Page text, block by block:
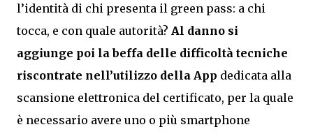
l’identità di chi presenta il green pass: a chi
tocca, e con quale autorità? Al danno si
aggiunge poi la beffa delle difficoltà tecniche
riscontrate nell’utilizzo della App dedicata alla
scansione elettronica del certificato, per la quale
è necessario avere uno o più smartphone